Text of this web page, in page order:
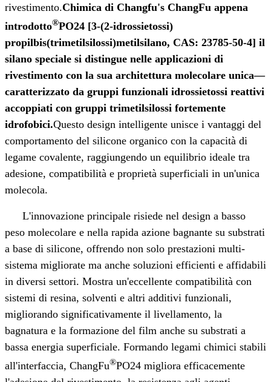
rivestimento.Chimica di Changfu's ChangFu appena
introdotto®PO24 [3-(2-idrossietossi)
propilbis(trimetilsilossi)metilsilano, CAS: 23785-50-4] il
silano speciale si distingue nelle applicazioni di
rivestimento con la sua architettura molecolare unica—
caratterizzato da gruppi funzionali idrossietossi reattivi
accoppiati con gruppi trimetilsilossi fortemente
idrofobici.Questo design intelligente unisce i vantaggi del
comportamento del silicone organico con la capacità di
legame covalente, raggiungendo un equilibrio ideale tra
adesione, compatibilità e proprietà superficiali in un'unica
molecola.
L'innovazione principale risiede nel design a basso
peso molecolare e nella rapida azione bagnante su substrati
a base di silicone, offrendo non solo prestazioni multi-
sistema migliorate ma anche soluzioni efficienti e affidabili
in diversi settori. Mostra un'eccellente compatibilità con
sistemi di resina, solventi e altri additivi funzionali,
migliorando significativamente il livellamento, la
bagnatura e la formazione del film anche su substrati a
bassa energia superficiale. Formando legami chimici stabili
all'interfaccia, ChangFu®PO24 migliora efficacemente